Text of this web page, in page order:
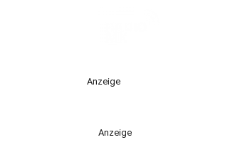
Anzeige
Anzeige